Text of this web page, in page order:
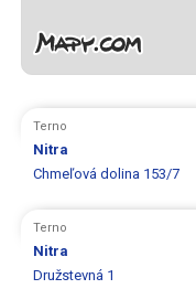
Terno
Nitra
Chmeľová dolina 153/7
Terno
Nitra
Družstevná 1